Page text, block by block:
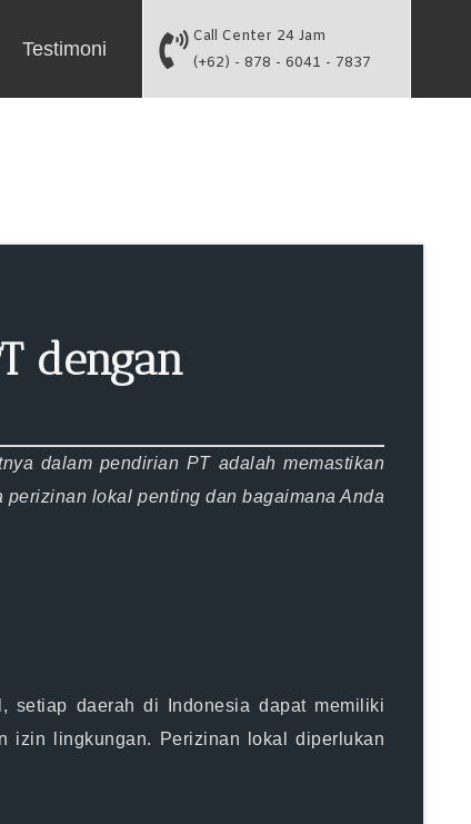
Testimoni
Call Center 24 Jam
(+62) - 878 - 6041 - 7837
dengan
dalam pendirian PT adalah memastikan
lokal penting dan bagaimana Anda
setiap daerah di Indonesia dapat memiliki
izin lingkungan. Perizinan lokal diperlukan